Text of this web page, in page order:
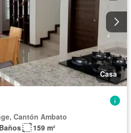
Casa
Cantón Ambato
159 m²